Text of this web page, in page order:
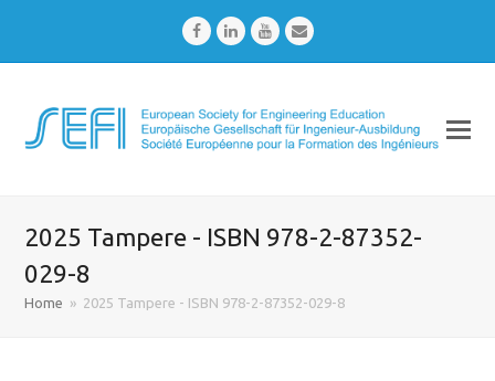
FacebookLinkedInYoutubeEmail
2025 Tampere - ISBN 978-2-87352-
029-8
Home » 2025 Tampere - ISBN 978-2-87352-029-8